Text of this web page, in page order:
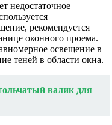
недостаточное
рекомендуется
оконного проема.
освещение в
теней в области окна.
валик для